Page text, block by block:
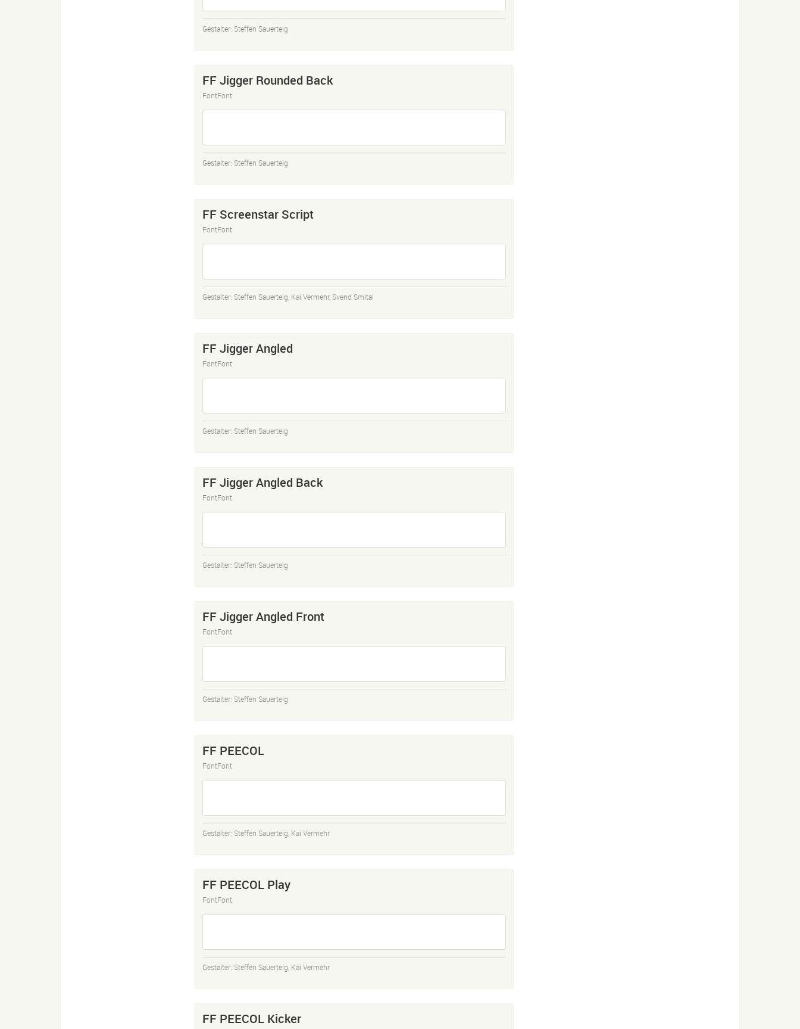
Gestalter: Steffen Sauerteig
FF Jigger Rounded Back
FontFont
Gestalter: Steffen Sauerteig
FF Screenstar Script
FontFont
Gestalter: Steffen Sauerteig Kai Vermehr, Svend Smital
FF Jigger Angled
FontFont
Gestalter: Steffen Sauerteig
FF Jigger Angled Back
FontFont
Gestalter: Steffen Sauerteig
FF Jigger Angled Front
FontFont
Gestalter: Steffen Sauerteig
FF PEECOL
FontFont
Gestalter: Steffen Sauerteig Kai Vermehr
FF PEECOL Play
FontFont
Gestalter: Steffen Sauerteig Kai Vermehr
FF PEECOL Kicker